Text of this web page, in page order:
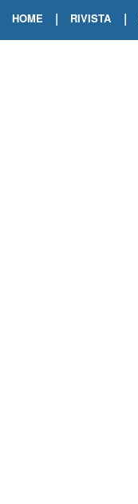
HOME | RIVISTA |